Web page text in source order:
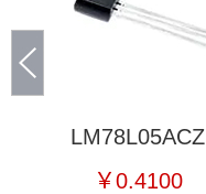
LM78L05ACZ
￥0.4100